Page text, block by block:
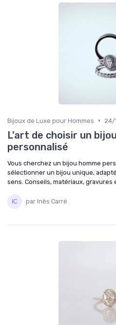
Bijoux de Luxe pour Hommes • 24/
L'art de choisir un
personnalisé
Vous cherchez un bijou homme
sélectionner un bijou unique,
sens. Conseils, matériaux, gravures
par Inès Carré